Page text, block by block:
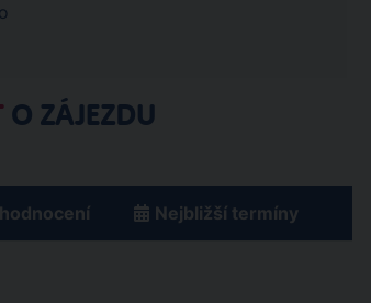
O ZÁJEZDU
Nejbližší termíny